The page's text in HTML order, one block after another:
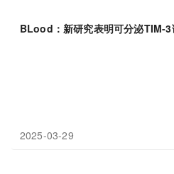
BLood：新研究表明可分泌TIM-
2025-03-29